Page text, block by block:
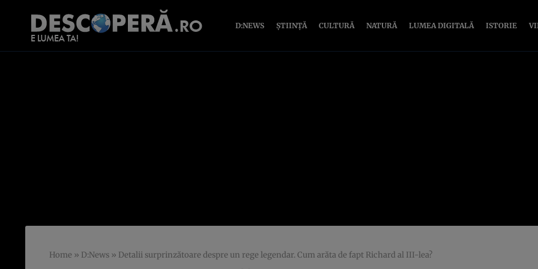
D:NEWS ȘTIINȚĂ CULTURĂ NATURĂ LUMEA DIGITALĂ ISTORIE
Home » D:News » Detalii surprinzătoare despre un rege legendar. Cum arăta de fapt Richard al III-lea?